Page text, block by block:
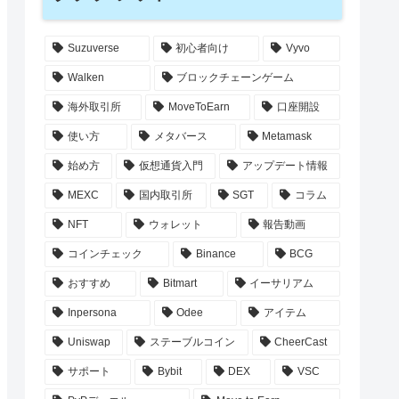
Suzuverse 初心者向け Vyvo
Walken ブロックチェーンゲーム
海外取引所 MoveToEarn 口座開設
使い方 メタバース Metamask
始め方 仮想通貨入門 アップデート情報
MEXC 国内取引所 SGT コラム
NFT ウォレット 報告動画
コインチェック Binance BCG
おすすめ Bitmart イーサリアム
Inpersona Odee アイテム
Uniswap ステーブルコイン CheerCast
サポート Bybit DEX VSC